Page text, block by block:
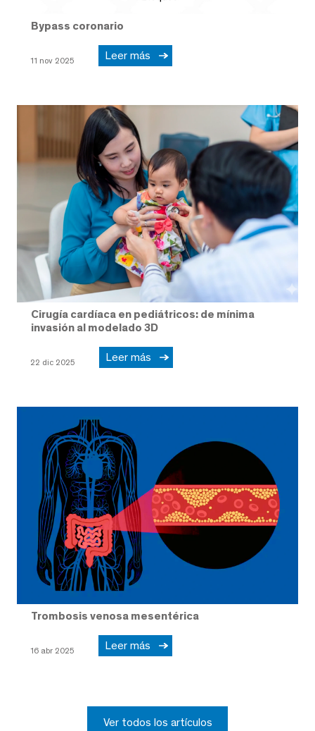
Bypass coronario
11 nov 2025 Leer más
Cirugía cardíaca en pediátricos: de mínima
invasión al modelado 3D
22 dic 2025 Leer más
Trombosis venosa mesentérica
16 abr 2025 Leer más
Ver todos los artículos